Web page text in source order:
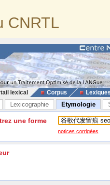
CNRTL
lexical Corpus
Lexicographie Etymologie
une forme
notices corrigées